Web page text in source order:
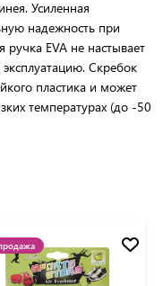
Усиленная
надежность при
ручка EVA не настывает
Скребок
пластика и может
температурах (до -50